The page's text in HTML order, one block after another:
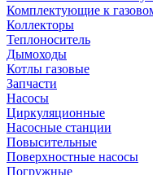
Комплектующие к
Коллекторы
Теплоноситель
Дымоходы
Котлы газовые
Запчасти
Насосы
Циркуляционные
Насосные станции
Повысительные
Поверхностные насосы
Погружные